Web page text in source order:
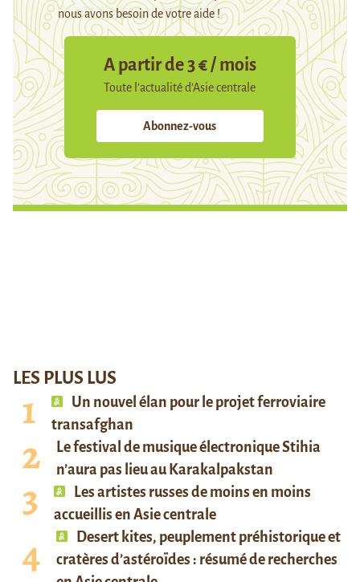
nous avons besoin de votre aide !
A partir de 3 € / mois
Toute l’actualité d’Asie centrale
Abonnez-vous
LES PLUS LUS
Un nouvel élan pour le projet ferroviaire
transafghan
Le festival de musique électronique Stihia
n’aura pas lieu au Karakalpakstan
Les artistes russes de moins en moins
accueillis en Asie centrale
Desert kites, peuplement préhistorique et
cratères d’astéroïdes : résumé de recherches